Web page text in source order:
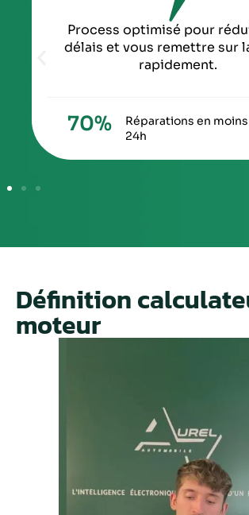
Process optimisé pour
délais et vous remettre sur
rapidement.
Réparations en
24h
70%
Définition
moteur